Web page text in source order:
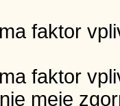
faktor
faktor
meje